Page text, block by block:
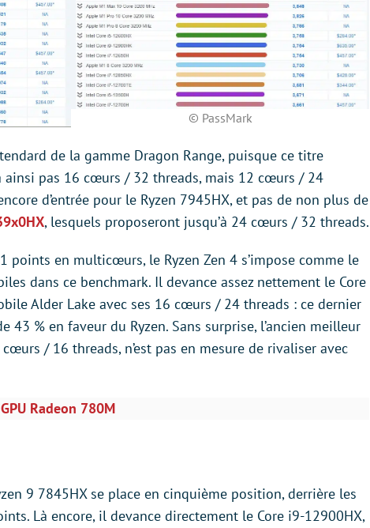
© PassMark
de la gamme Dragon Range, puisque ce titre
ainsi pas 16 cœurs / 32 threads, mais 12 cœurs / 24
d’entrée pour le Ryzen 7945HX, et pas de non plus de
, lesquels proposeront jusqu’à 24 cœurs / 32 threads.
points en multicœurs, le Ryzen Zen 4 s’impose comme le
dans ce benchmark. Il devance assez nettement le Core
Alder Lake avec ses 16 cœurs / 24 threads : ce dernier
43 % en faveur du Ryzen. Sans surprise, l’ancien meilleur
/ 16 threads, n’est pas en mesure de rivaliser avec
Radeon 780M
9 7845HX se place en cinquième position, derrière les
Là encore, il devance directement le Core i9-12900HX,